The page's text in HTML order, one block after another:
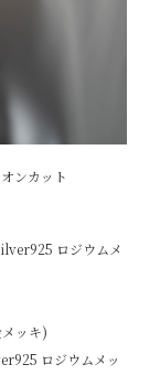
ンカット
ロジウムメ
ッキ)
ロジウムメッ